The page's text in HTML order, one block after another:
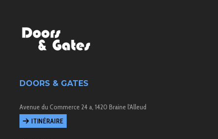
DOORS & GATES
Avenue du Commerce 24 a, 1420 Braine l'Alleud
ITINÉRAIRE